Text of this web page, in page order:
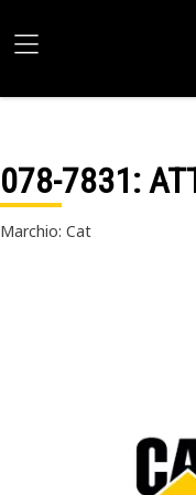
078-7831:
Marchio: Cat